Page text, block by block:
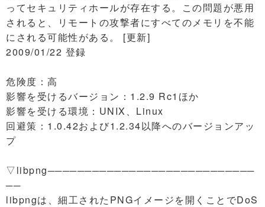
ってセキュリティホールが存在する。この問題が悪用
されると、リモートの攻撃者にすべてのメモリを不能
にされる可能性がある。 [更新]
2009/01/22 登録
危険度：高
影響を受けるバージョン：1.2.9 Rc1ほか
影響を受ける環境：UNIX、Linux
回避策：1.0.42および1.2.34以降へのバージョンアッ
プ
▽libpng────────────────────────────
──
libpngは、細工されたPNGイメージを開くことでDoS